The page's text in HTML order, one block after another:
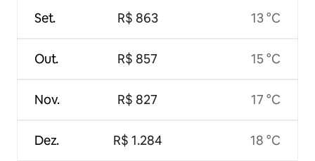
Set.
Out.
Nov.
Dez.
R$ 863
R$ 857
R$ 827
R$ 1.284
13 °C
15 °C
17 °C
18 °C